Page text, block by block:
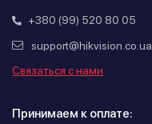
+380 (99) 520 80 05
support@hikvision.co.ua
Связаться с нами
Принимаем к оплате: